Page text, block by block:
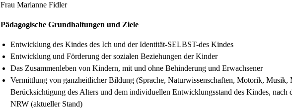
Frau Marianne Fidler
Pädagogische Grundhaltungen und Ziele
Entwicklung des Kindes des Ich und der Identität-SELBST-des Kindes
Entwicklung und Förderung der sozialen Beziehungen der Kinder
Das Zusammenleben von Kindern, mit und ohne Behinderung und Erwachsener
Vermittlung von ganzheitlicher Bildung (Sprache, Naturwissenschaften, Motorik,
Berücksichtigung des Alters und dem individuellen Entwicklungsstand des Kindes, nach
NRW (aktueller Stand)